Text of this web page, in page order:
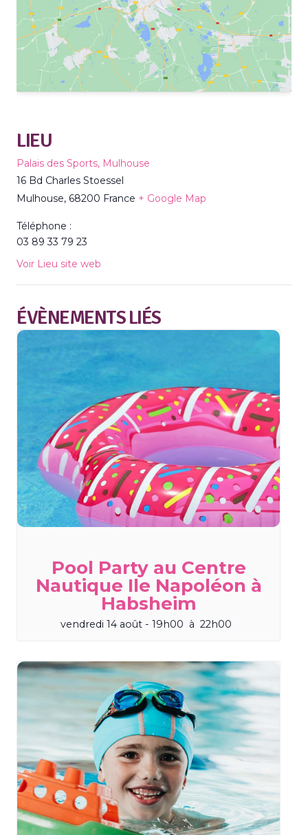
LIEU
Palais des Sports, Mulhouse
16 Bd Charles Stoessel
Mulhouse, 68200 France + Google Map
Téléphone :
03 89 33 79 23
Voir Lieu site web
ÉVÈNEMENTS LIÉS
Pool Party au Centre
Nautique Ile Napoléon à
Habsheim
vendredi 14 août - 19h00 à 22h00